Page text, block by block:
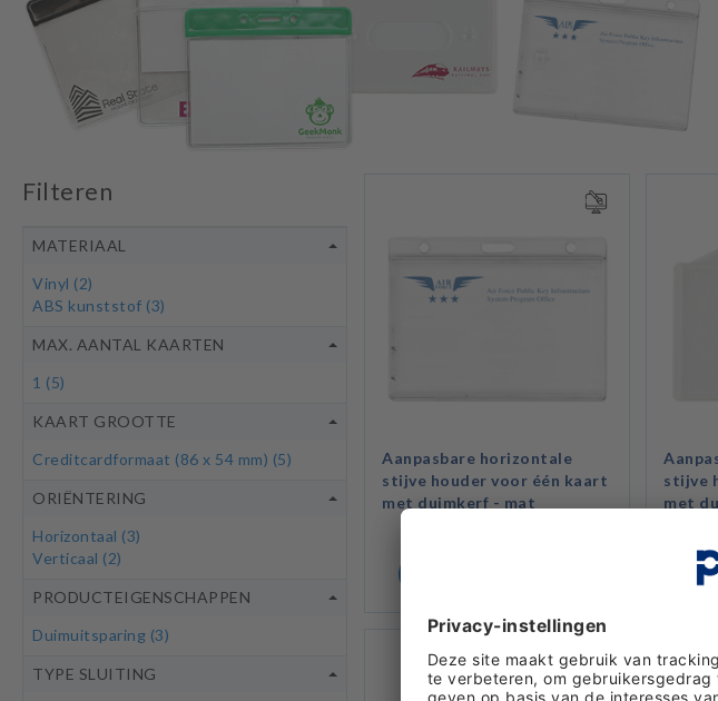
Filteren
MATERIAAL
Vinyl (2)
ABS kunststof (3)
MAX. AANTAL KAARTEN
1 (5)
ORIËNTERING
Horizontaal (3)
Verticaal (2)
KAART GROOTTE
Creditcardformaat (86 x 54 mm) (5)
TYPE SLUITING
PRODUCTEIGENSCHAPPEN
Duimuitsparing (3)
Aanpasbare horizontale
stijve houder voor één kaart
met duimkerf - mat
stijve
met